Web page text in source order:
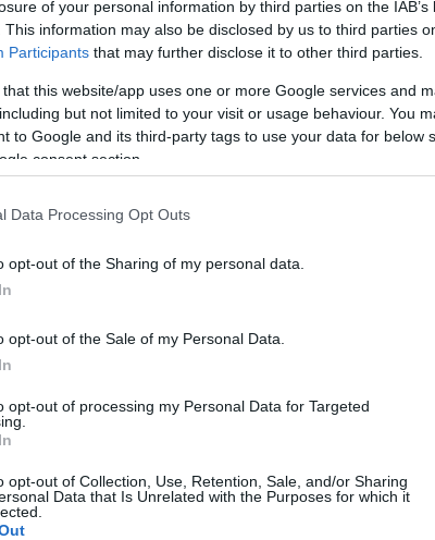
of your personal information by third parties on the IAB’s
This information may also be disclosed by us to third parties
Participants that may further disclose it to other third parties.
that this website/app uses one or more Google services and
but not limited to your visit or usage behaviour. You
to Google and its third-party tags to use your data for below
consent section.
Data Processing Opt Outs
opt-out of the Sharing of my personal data.
opt-out of the Sale of my Personal Data.
opt-out of processing my Personal Data for Targeted
opt-out of Collection, Use, Retention, Sale, and/or Sharing
Data that Is Unrelated with the Purposes for which it
cosa significa?
post-elettorale è il fenomeno noto
fenomeno si verifica quando i rendimenti a lungo
quelli a breve termine. Le aspettative di un aumento
sulla parte lunga della curva, hanno spinto gli
Inoltre, l’azione della Federal Reserve, che
a questo scenario, rendendo la curva dei tassi
attuale
chiamati a rivedere le proprie strategie. Molti
estremamente basso, mantenendo una
di volatilità. Attualmente, si intravede